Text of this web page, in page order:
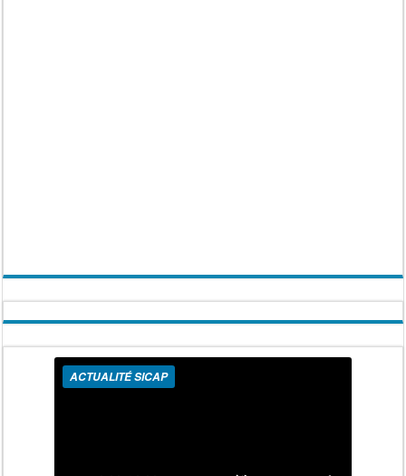
ACTUALITÉ SICAP